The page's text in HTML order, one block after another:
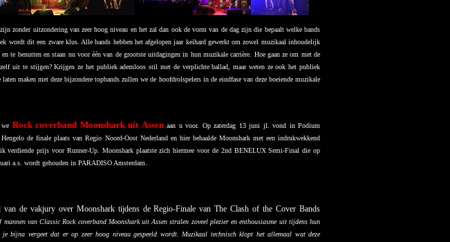
zonder uitzondering van zeer hoog niveau en het zal dan ook de vorm van de dag zijn die bepaalt welke bands
wordt dit een zware klus. Alle bands hebben het afgelopen jaar keihard gewerkt om zowel muzikaal inhoudelijk
te benutten en staan nu voor één van de grootste uitdagingen in hun muzikale carrière. Hoe gaan ze om met de
uit te stijgen? Krijgen ze het publiek ademloos stil met de verplichte ballad, maar weten ze ook het publiek
maken met deze bijzondere topbands zullen we de hoofdrolspelers in de eindfase van deze boeiende muzikale
Rock coverband Moonshark uit Assenaan u voor. Op zaterdag 13 juni jl. vond in Podium
de finale plaats van Regio Noord-Oost Nederland en hier behaalde Moonshark met een indrukwekkend
verdiende prijs voor Runner-Up. Moonshark plaatste zich hiermee voor de 2nd BENELUX Semi-Final die op
a.s. wordt gehouden in PARADISO Amsterdam.
van de vakjury over Moonshark tijdens de Regio-Finale van The Clash of the Cover Bands
mannen van Classic Rock coverband Moonshark uit Assen stralen zoveel plezier en enthousiasme uit tijdens hun
je bijna vergeet dat er op zeer hoog niveau gespeeld wordt. Muzikaal technisch klopt het allemaal wat deze